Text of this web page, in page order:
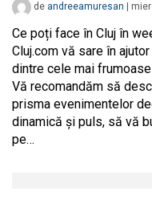
de andreeamuresan
Ce poți face în Cluj în
Cluj.com vă sare în
dintre cele mai
Vă recomandăm să
prisma evenimentelor
dinamică și puls, să vă
pe…